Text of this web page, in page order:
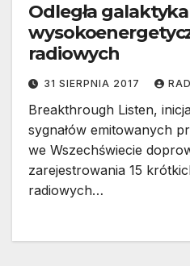
Odległa
radiowych
31 SIERPNIA 2017
Breakthrough Listen,
sygnałów emitowanych
we Wszechświecie
zarejestrowania 15
radiowych…